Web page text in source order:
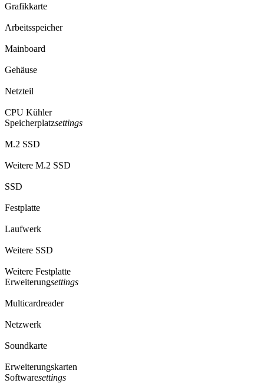
Grafikkarte
Arbeitsspeicher
Mainboard
Gehäuse
Netzteil
CPU Kühler
Speicherplatzsettings
M.2 SSD
Weitere M.2 SSD
SSD
Festplatte
Laufwerk
Weitere SSD
Weitere Festplatte
Erweiterungsettings
Multicardreader
Netzwerk
Soundkarte
Erweiterungskarten
Softwaresettings